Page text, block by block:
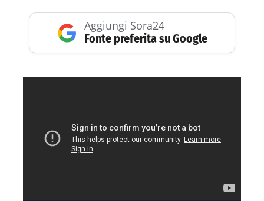
Aggiungi Sora24
Fonte preferita su Google